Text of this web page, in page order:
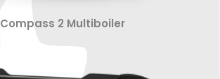
Compass 2 Multiboiler